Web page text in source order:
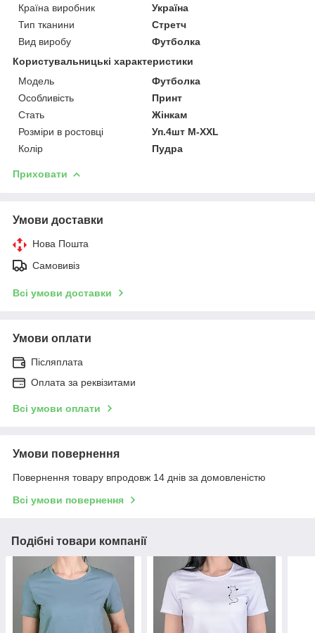
Країна виробник
Україна
Тип тканини
Стретч
Вид виробу
Футболка
Користувальницькі характеристики
Модель
Футболка
Особливість
Принт
Стать
Жінкам
Розміри в ростовці
Уп.4шт M-XXL
Колір
Пудра
Приховати
Умови доставки
Нова Пошта
Самовивіз
Всі умови доставки
Умови оплати
Післяплата
Оплата за реквізитами
Всі умови оплати
Умови повернення
Повернення товару впродовж 14 днів за домовленістю
Всі умови повернення
Подібні товари компанії